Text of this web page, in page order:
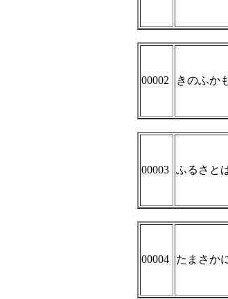
00002 きのふか
00003 ふるさと
00004 たまさか